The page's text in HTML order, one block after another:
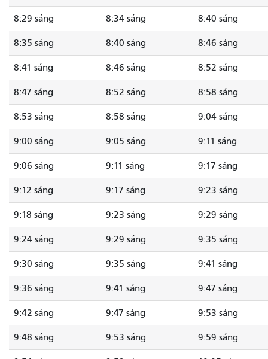
8:29 sáng 8:34 sáng 8:40 sáng
8:35 sáng 8:40 sáng 8:46 sáng
8:41 sáng 8:46 sáng 8:52 sáng
8:47 sáng 8:52 sáng 8:58 sáng
8:53 sáng 8:58 sáng 9:04 sáng
9:00 sáng 9:05 sáng 9:11 sáng
9:06 sáng 9:11 sáng 9:17 sáng
9:12 sáng 9:17 sáng 9:23 sáng
9:18 sáng 9:23 sáng 9:29 sáng
9:24 sáng 9:29 sáng 9:35 sáng
9:30 sáng 9:35 sáng 9:41 sáng
9:36 sáng 9:41 sáng 9:47 sáng
9:42 sáng 9:47 sáng 9:53 sáng
9:48 sáng 9:53 sáng 9:59 sáng